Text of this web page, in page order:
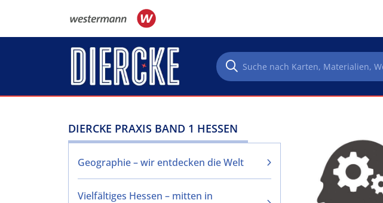
DIERCKE PRAXIS BAND 1 HESSEN
Geographie – wir entdecken die Welt
Vielfältiges Hessen – mitten in